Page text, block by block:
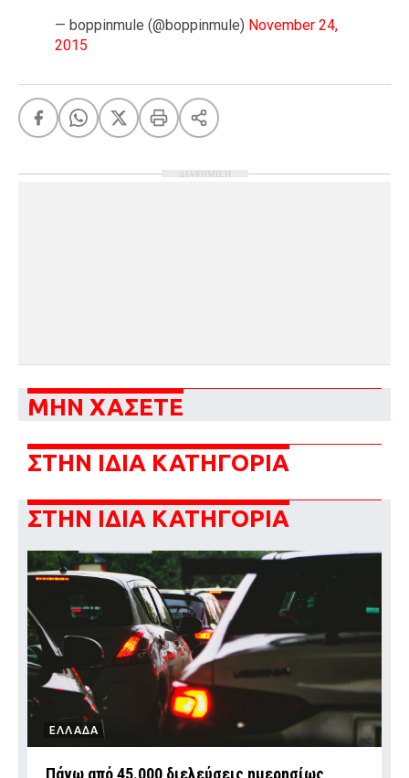
— boppinmule (@boppinmule) November 24,
2015
ΔΙΑΦΗΜΙΣΗ
ΜΗΝ ΧΑΣΕΤΕ
ΣΤΗΝ ΙΔΙΑ ΚΑΤΗΓΟΡΙΑ
ΣΤΗΝ ΙΔΙΑ ΚΑΤΗΓΟΡΙΑ
ΕΛΛΑΔΑ
Πάνω από 45.000 διελεύσεις ημερησίως